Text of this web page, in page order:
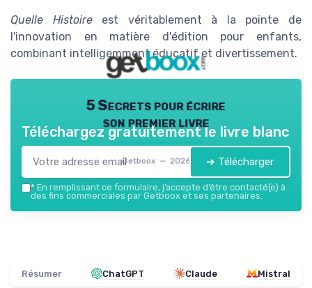
Quelle Histoireest véritablement à la pointe de
l'innovation en matière d'édition pour enfants,
combinant intelligemment éducatif et divertissement.
5 Secrets pour écrire
son premier livre
Getboox — 2026
Téléchargez gratuitement le livre blanc
➔ Télécharger
* En remplissant ce formulaire, j’accepte d’être contacté(e) à
des fins commerciales par Getboox et ses partenaires.
Résumer ChatGPT Claude Mistral